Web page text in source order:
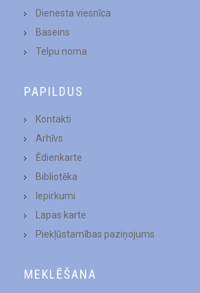
Dienesta viesnīca
Baseins
Telpu noma
PAPILDUS
Kontakti
Arhīvs
Ēdienkarte
Bibliotēka
Iepirkumi
Lapas karte
Piekļūstamības paziņojums
MEKLĒŠANA